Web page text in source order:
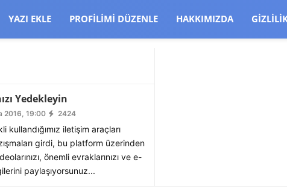
YAZI EKLE PROFILIMI DÜZENLE HAKKIMIZDA
Yedekleyin
2016, 19:00 2424
kullandığımız iletişim araçları
girdi, bu platform üzerinden
önemli evraklarınızı ve e-
paylaşıyorsunuz...